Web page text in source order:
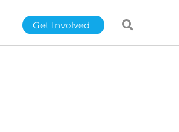
Get Involved